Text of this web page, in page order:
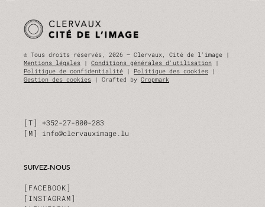
© Tous droits réservés, 2026 — Clervaux, Cité de l'image |
Mentions légales | Conditions générales d'utilisation |
Politique de confidentialité | Politique des cookies |
Gestion des cookies | Crafted by Cropmark
T
+352-27-800-283
M
info@clervauximage.lu
SUIVEZ-NOUS
FACEBOOK
INSTAGRAM